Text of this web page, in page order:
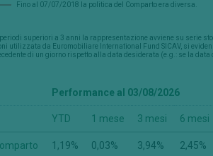
Fino al 07/07/2018 la politica del Comparto era diversa.
periodi superiori a 3 anni la rappresentazione avviene su serie
utilizzata da Euromobiliare International Fund SICAV, si
di un giorno rispetto alla data desiderata (e.g.: se la
Performance al 03/08/2026
YTD 1 mese 3 mesi 6 mesi
1,19% 0,03% 3,94% 2,45%